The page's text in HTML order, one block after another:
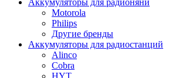
Motorola
Philips
Другие бренды
Аккумуляторы для радиостанций
Alinco
Cobra
HYT